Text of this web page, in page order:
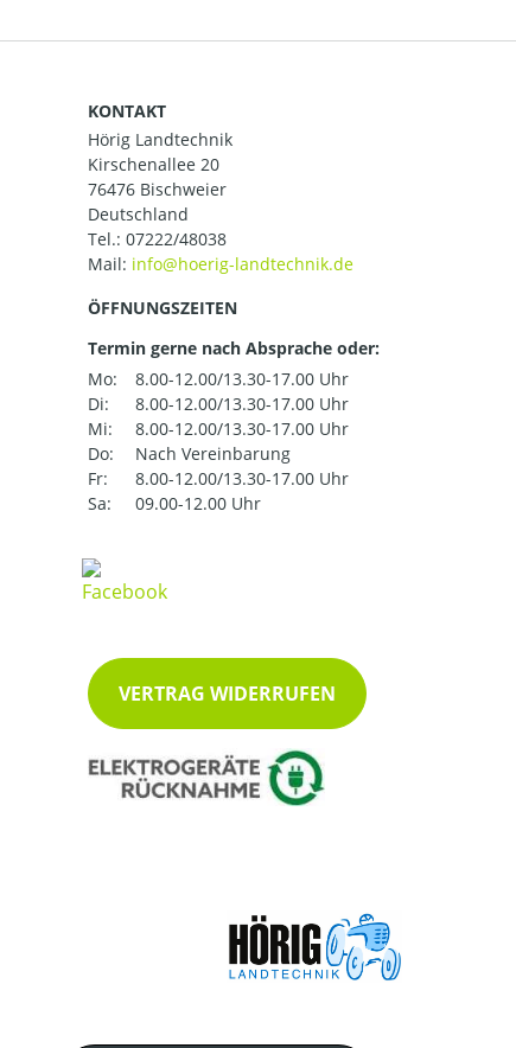
KONTAKT
Hörig Landtechnik
Kirschenallee 20
76476 Bischweier
Deutschland
Tel.: 07222/48038
Mail:
ÖFFNUNGSZEITEN
Termin gerne nach Absprache oder:
Mo:
8.00-12.00/13.30-17.00 Uhr
Di:
8.00-12.00/13.30-17.00 Uhr
Mi:
8.00-12.00/13.30-17.00 Uhr
Do:
Nach Vereinbarung
Fr:
8.00-12.00/13.30-17.00 Uhr
Sa:
09.00-12.00 Uhr
VERTRAG WIDERRUFEN